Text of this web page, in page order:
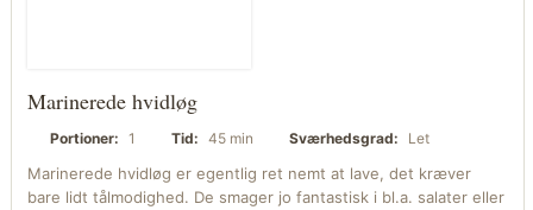
Marinerede hvidløg
Portioner: 1 Tid: 45 min Sværhedsgrad: Let
Marinerede hvidløg er egentlig ret nemt at lave, det kræver
bare lidt tålmodighed. De smager jo fantastisk i bl.a. salater eller